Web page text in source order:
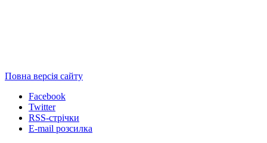
Повна версія сайту
Facebook
Twitter
RSS-стрічки
E-mail розсилка